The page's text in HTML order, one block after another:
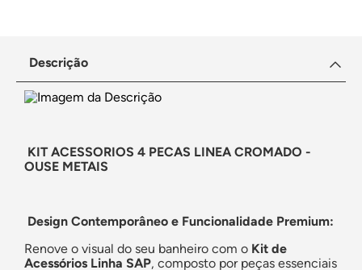
Descrição
KIT ACESSORIOS 4 PECAS LINEA CROMADO -
OUSE METAIS
Design Contemporâneo e Funcionalidade Premium:
Renove o visual do seu banheiro com o Kit de
Acessórios Linha SAP, composto por peças essenciais